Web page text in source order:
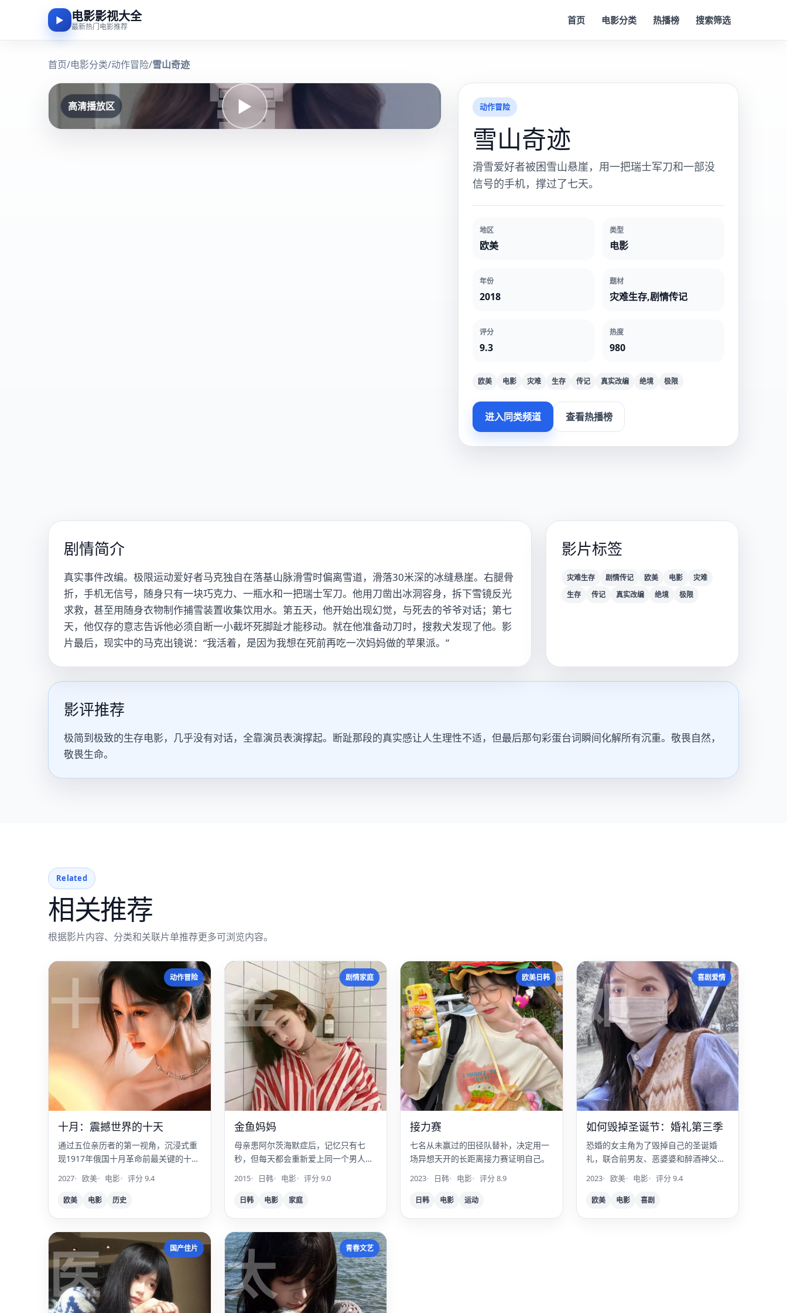
▶ 电影影视大全
最新热门电影推荐
首页 电影分类 热播榜 搜索筛选
首页/电影分类/动作冒险/雪山奇迹 雪
▶
高清播放区 动作冒险
雪山奇迹
滑雪爱好者被困雪山悬崖，用一把瑞士军刀和一部没
信号的手机，撑过了七天。
地区
欧美
类型
电影
年份
2018
题材
灾难生存,剧情传记
评分
9.3
热度
980
欧美 电影 灾难 生存 传记 真实改编 绝境 极限
进入同类频道 查看热播榜
剧情简介
真实事件改编。极限运动爱好者马克独自在落基山脉滑雪时偏离雪道，滑落30米深的冰缝悬崖。右腿骨
折，手机无信号，随身只有一块巧克力、一瓶水和一把瑞士军刀。他用刀凿出冰洞容身，拆下雪镜反光
求救，甚至用随身衣物制作捕雪装置收集饮用水。第五天，他开始出现幻觉，与死去的爷爷对话；第七
天，他仅存的意志告诉他必须自断一小截坏死脚趾才能移动。就在他准备动刀时，搜救犬发现了他。影
片最后，现实中的马克出镜说：“我活着，是因为我想在死前再吃一次妈妈做的苹果派。”
影片标签
灾难生存 剧情传记 欧美 电影
灾难
生存
传记 真实改编 绝境 极限
影评推荐
极简到极致的生存电影，几乎没有对话，全靠演员表演撑起。断趾那段的真实感让人生理性不适，但最后那句彩蛋台词瞬间化解所有沉重。敬畏自然，
敬畏生命。
Related
相关推荐
根据影片内容、分类和关联片单推荐更多可浏览内容。
十 动作冒险
十月：震撼世界的十天
通过五位亲历者的第一视角，沉浸式重
现1917年俄国十月革命前最关键的十
2027 欧美 电影 评分 9.4
欧美 电影 历史
金 剧情家庭
金鱼妈妈
母亲患阿尔茨海默症后，记忆只有七
秒，但每天都会重新爱上同一个男人
——她的丈夫。
2015 日韩 电影 评分 9.0
日韩 电影 家庭
接 欧美日韩
接力赛
七名从未赢过的田径队替补，决定用一
场异想天开的长距离接力赛证明自己。
2023 日韩 电影 评分 8.9
日韩 电影 运动
如 喜剧爱情
如何毁掉圣诞节：婚礼第三季
恐婚的女主角为了毁掉自己的圣诞婚
礼，联合前男友、恶婆婆和醉酒神父，
上演终极破坏计划。
2023 欧美 电影 评分 9.4
欧美 电影 喜剧
医 国产佳片 太 青春文艺